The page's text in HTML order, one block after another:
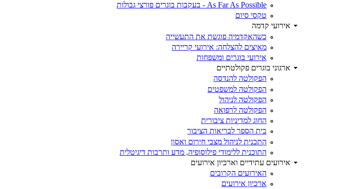
As Far As Possible - בעקבות בוגרים פורצי גבולות
טקסי סיום
אירועי קדמה
כשהאקדמיה פוגשת את התעשייה
מאיצים להצלחה: אירועי קריירה
אירועי בוגרים ומשפחות
ארגוני בוגרים פקולטתיים
הפקולטה להנדסה
הפקולטה למשפטים
הפקולטה לניהול
הפקולטה לרפואה
החוג למדיניות ציבורית
בית הספר לבריאות הציבור
התכנית לניהול מצבי חירום ואסון
התוכנית ללימודי פילוסופיה, מדע ותרבות דיגיטלית
אירועים עתידיים וארכיון אירועים
האירועים הקרובים
ארכיון אירועים